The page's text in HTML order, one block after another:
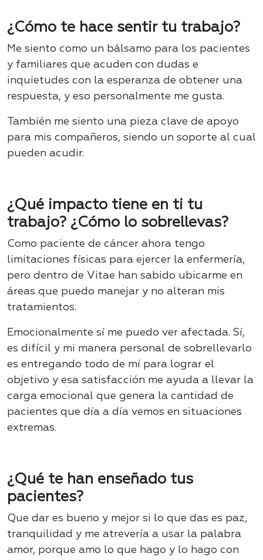
¿Cómo te hace sentir tu trabajo?
Me siento como un bálsamo para los pacientes
y familiares que acuden con dudas e
inquietudes con la esperanza de obtener una
respuesta, y eso personalmente me gusta.
También me siento una pieza clave de apoyo
para mis compañeros, siendo un soporte al cual
pueden acudir.
¿Qué impacto tiene en ti tu
trabajo? ¿Cómo lo sobrellevas?
Como paciente de cáncer ahora tengo
limitaciones físicas para ejercer la enfermería,
pero dentro de Vitae han sabido ubicarme en
áreas que puedo manejar y no alteran mis
tratamientos.
Emocionalmente sí me puedo ver afectada. Sí,
es difícil y mi manera personal de sobrellevarlo
es entregando todo de mí para lograr el
objetivo y esa satisfacción me ayuda a llevar la
carga emocional que genera la cantidad de
pacientes que día a día vemos en situaciones
extremas.
¿Qué te han enseñado tus
pacientes?
Que dar es bueno y mejor si lo que das es paz,
tranquilidad y me atrevería a usar la palabra
amor, porque amo lo que hago y lo hago con